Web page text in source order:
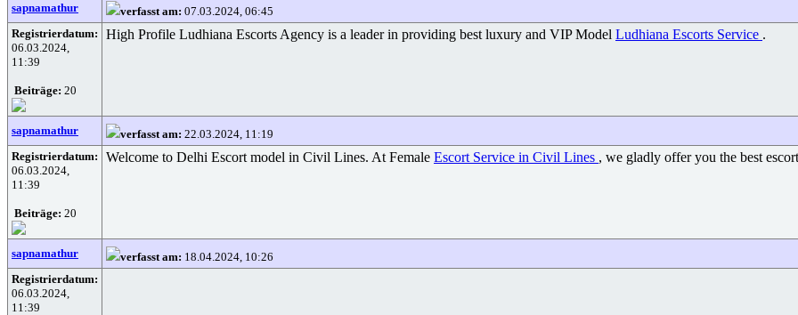
sapnamathur verfasst am: 07.03.2024, 06:45
Registrierdatum:
06.03.2024,
11:39
Beiträge: 20
High Profile Ludhiana Escorts Agency is a leader in providing best luxury and VIP Model Ludhiana Escorts Service .
sapnamathur verfasst am: 22.03.2024, 11:19
Registrierdatum:
06.03.2024,
11:39
Beiträge: 20
Welcome to Delhi Escort model in Civil Lines. At Female Escort Service in Civil Lines , we gladly offer you the best
sapnamathur verfasst am: 18.04.2024, 10:26
Registrierdatum:
06.03.2024,
11:39